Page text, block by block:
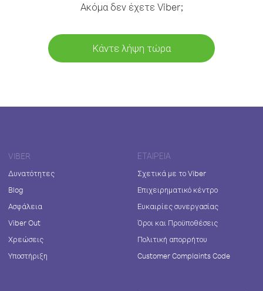
Ακόμα δεν έχετε Viber;
Κάντε λήψη τώρα
VIBER
Δυνατότητες
Blog
Ασφάλεια
Viber Out
Χρεώσεις
Υποστήριξη
ΕΤΑΙΡΕΊΑ
Σχετικά με το Viber
Επιχειρηματικό κέντρο
Ευκαιρίες συνεργασίας
Όροι και Προϋποθέσεις
Πολιτική απορρήτου
Customer Complaints Code